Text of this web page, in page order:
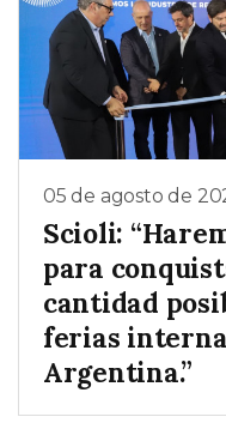
05 de agosto de
Scioli:
para
cantidad
ferias
Argentina.”